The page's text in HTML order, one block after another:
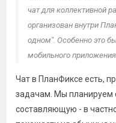
чат для коллективной
организован внутри
одном". Особенно это
мобильного
голосовые сообщения.
Чат в ПланФиксе есть,
задачам. Мы планируем
составляющую - в